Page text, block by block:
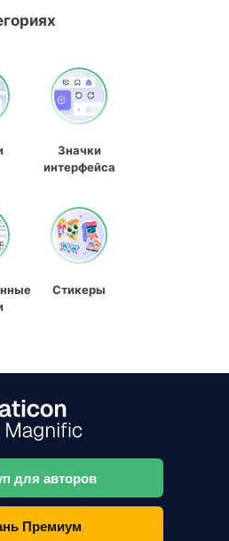
Значки
интерфейса
Стикеры
для авторов
Премиум